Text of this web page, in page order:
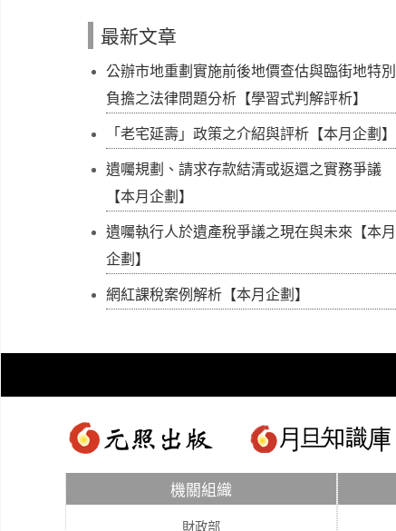
最新文章
公辦市地重劃實施前後地價查估與臨街地特別
負擔之法律問題分析【學習式判解評析】
「老宅延壽」政策之介紹與評析【本月企劃】
遺囑規劃、請求存款結清或返還之實務爭議
【本月企劃】
遺囑執行人於遺產稅爭議之現在與未來【本月
企劃】
網紅課稅案例解析【本月企劃】
機關組織
財政部